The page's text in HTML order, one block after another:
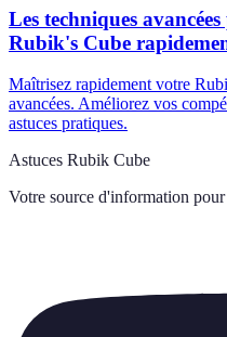
Les techniques
Rubik's Cube
Maîtrisez rapidement votre
avancées. Améliorez vos
astuces pratiques.
Astuces Rubik Cube
Votre source d'information